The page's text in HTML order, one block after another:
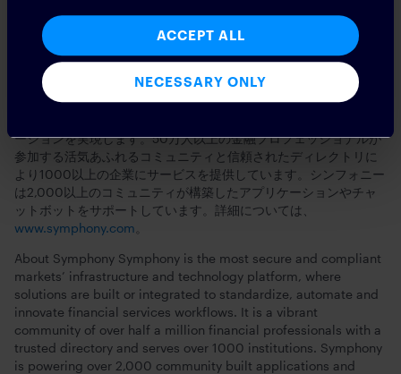
ACCEPT ALL
NECESSARY ONLY
シンフォニーについて
シンフォニーは、最も安全性が高くコンプライアンスを遵守した
マーケットインフラであり、テクノロジープラットフォームで
す。プラットフォームはソリューションの構築やインテグレーシ
ーションを実現します。50万人以上の金融プロフェッショナルが
参加する活気あふれるコミュニティと信頼されたディレクトリに
より1000以上の企業にサービスを提供しています。シンフォニー
は2,000以上のコミュニティが構築したアプリケーションやチャ
ットボットをサポートしています。詳細については、
www.symphony.com
About Symphony Symphony is the most secure and compliant
markets’ infrastructure and technology platform, where
solutions are built or integrated to standardize, automate and
innovate financial services workflows. It is a vibrant
community of over half a million financial professionals with a
trusted directory and serves over 1000 institutions. Symphony
is powering over 2,000 community built applications and